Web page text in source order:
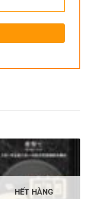
HẾT HÀNG